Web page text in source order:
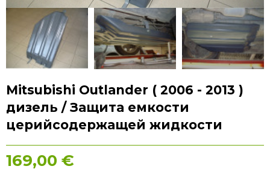
Mitsubishi Outlander ( 2006 - 2013 )
дизель / Защита емкости
церийсодержащей жидкости
169,00 €